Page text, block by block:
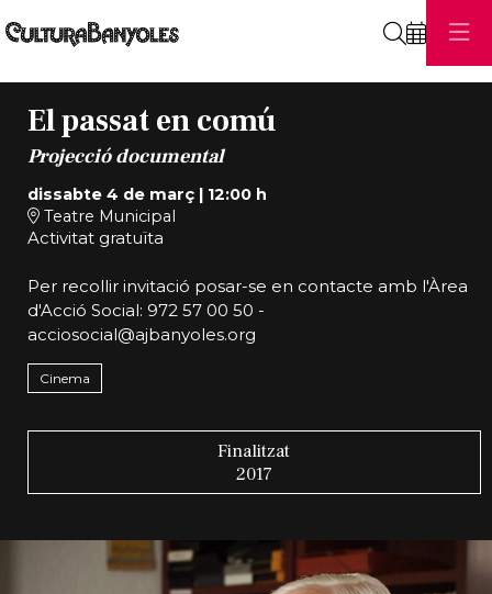
El passat en comú
Projecció documental
dissabte 4 de març| 12:00 h
Teatre Municipal
Activitat gratuïta
Per recollir invitació posar-se en contacte amb l'Àrea
d'Acció Social: 972 57 00 50 -
acciosocial@ajbanyoles.org
Cinema
Finalitzat
2017